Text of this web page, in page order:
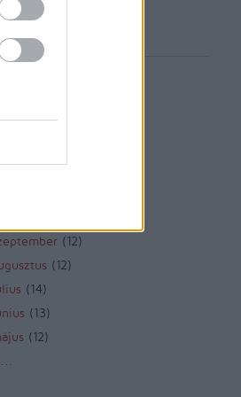
(10)
(8)
(12)
(12)
(14)
(13)
(12)